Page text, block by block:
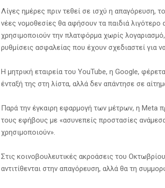
Λίγες ημέρες πριν τεθεί σε ισχύ η απαγόρευση,
νέες νομοθεσίες θα αφήσουν τα παιδιά
χρησιμοποιούν την πλατφόρμα χωρίς
ρυθμίσεις ασφαλείας που έχουν σχεδιαστεί για
Η μητρική εταιρεία του YouTube, η Google,
ένταξή της στη λίστα, αλλά δεν απάντησε σε
Παρά την έγκαιρη εφαρμογή των μέτρων, η Meta
τους εφήβους με «ασυνεπείς προστασίες
χρησιμοποιούν».
Στις κοινοβουλευτικές ακροάσεις του
αντιτίθενται στην απαγόρευση, αλλά θα τη